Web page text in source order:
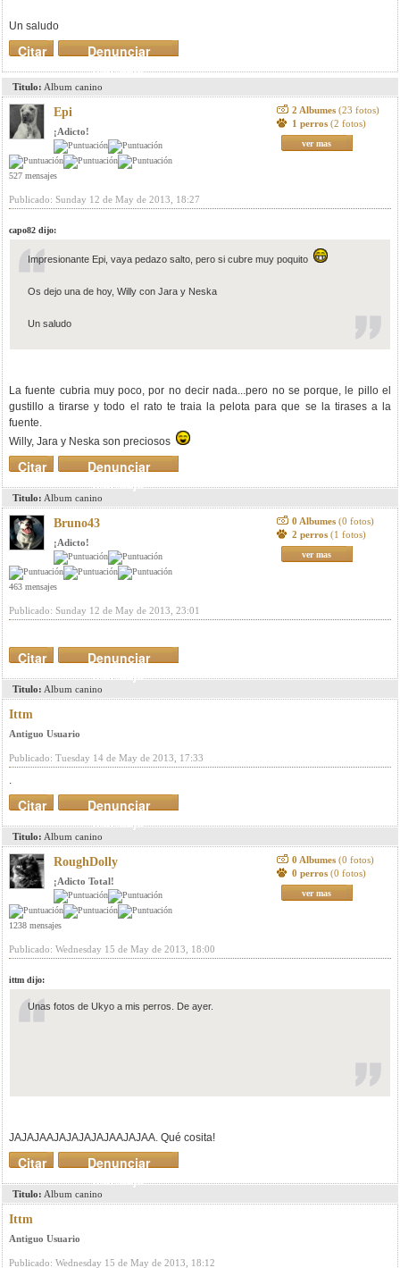
Un saludo
Denunciar
mensaje
Citar
Titulo: Album canino
Epi
¡Adicto!
527 mensajes
2 Albumes (23 fotos)
1 perros (2 fotos)
ver mas
Publicado: Sunday 12 de May de 2013, 18:27
capo82 dijo:
Impresionante Epi, vaya pedazo salto, pero si cubre muy poquito
Os dejo una de hoy, Willy con Jara y Neska
Un saludo
La fuente cubria muy poco, por no decir nada...pero no se porque, le pillo el
gustillo a tirarse y todo el rato te traia la pelota para que se la tirases a la
fuente.
Willy, Jara y Neska son preciosos
Denunciar
mensaje
Citar
Titulo: Album canino
Bruno43
¡Adicto!
463 mensajes
0 Albumes (0 fotos)
2 perros (1 fotos)
ver mas
Publicado: Sunday 12 de May de 2013, 23:01
Denunciar
mensaje
Citar
Titulo: Album canino
Ittm
Antiguo Usuario
Publicado: Tuesday 14 de May de 2013, 17:33
.
Denunciar
mensaje
Citar
Titulo: Album canino
RoughDolly
¡Adicto Total!
1238 mensajes
0 Albumes (0 fotos)
0 perros (0 fotos)
ver mas
Publicado: Wednesday 15 de May de 2013, 18:00
ittm dijo:
Unas fotos de Ukyo a mis perros. De ayer.
JAJAJAAJAJAJAJAJAAJAJAA. Qué cosita!
Denunciar
mensaje
Citar
Titulo: Album canino
Ittm
Antiguo Usuario
Publicado: Wednesday 15 de May de 2013, 18:12